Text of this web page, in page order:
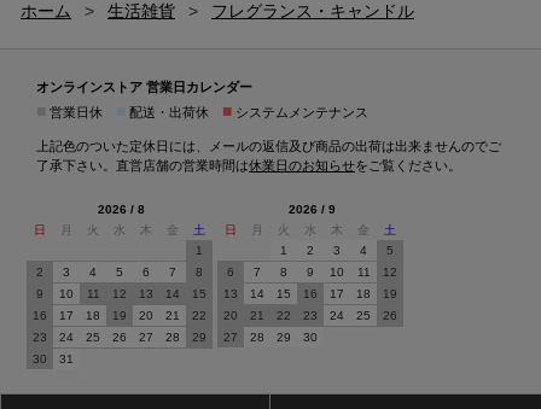
ホーム > 生活雑貨 > フレグランス・キャンドル
オンラインストア 営業日カレンダー
営業日休 配送・出荷休 ■ システムメンテナンス
上記色のついた定休日には、メールの返信及び商品の出荷は出来ませんのでご
了承下さい。直営店舗の営業時間は休業日のお知らせをご覧ください。
2026 / 8
日
月 火 水 木 金
土
1
2
3 4 5 6 7
8
9
10 11 12 13 14
15
16
17 18 19 20 21
22
23
24 25 26 27 28
29
30
31
2026 / 9
日
月 火 水 木 金
土
1
2 3 4
5
6
7 8 9 10 11
12
13
14 15 16 17 18
19
20
21 22 23 24 25
26
27
28 29 30